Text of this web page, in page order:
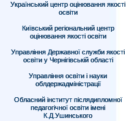
Український центр оцінювання якості
освіти
Київський регіональний центр
оцінювання якості освіти
Управління Державної служби якості
освіти у Чернігівській області
Управління освіти і науки
облдержадміністрації
Обласний інститут післядипломної
педагогічної освіти імені
К.Д.Ушинського